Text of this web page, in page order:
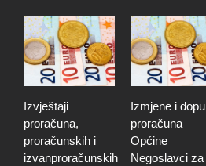
Izvještaji
proračuna,
proračunskih i
izvanproračunskih
Izmjene i dopune
proračuna
Općine
Negoslavci za